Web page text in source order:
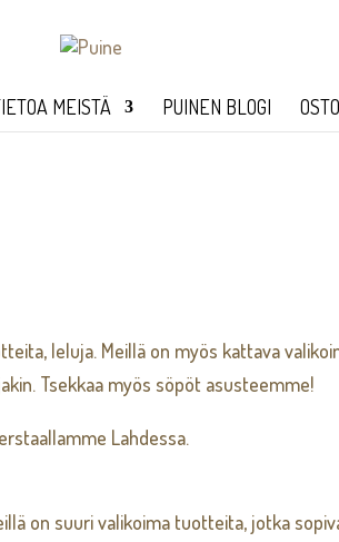
MEISTÄ PUINEN BLOGI
leluja. Meillä on myös kattava
Tsekkaa myös söpöt asusteemme!
Lahdessa.
on suuri valikoima tuotteita, jotka